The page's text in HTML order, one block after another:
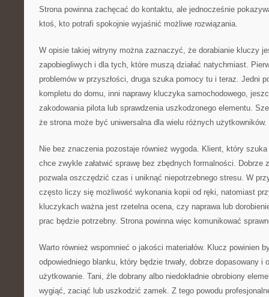
Strona powinna zachęcać do kontaktu, ale jednocześnie
ktoś, kto potrafi spokojnie wyjaśnić możliwe rozwiązania.
W opisie takiej witryny można zaznaczyć, że dorabianie kluczy
zapobiegliwych i dla tych, które muszą działać natychmiast.
problemów w przyszłości, druga szuka pomocy tu i teraz. Jedni
kompletu do domu, inni naprawy kluczyka samochodowego,
zakodowania pilota lub sprawdzenia uszkodzonego elementu.
że strona może być uniwersalna dla wielu różnych użytkowników.
Nie bez znaczenia pozostaje również wygoda. Klient, który
chce zwykle załatwić sprawę bez zbędnych formalności. Dobrze
pozwala oszczędzić czas i uniknąć niepotrzebnego stresu. W
często liczy się możliwość wykonania kopii od ręki, natomiast
kluczykach ważna jest rzetelna ocena, czy naprawa lub
prac będzie potrzebny. Strona powinna więc komunikować
Warto również wspomnieć o jakości materiałów. Klucz powinien
odpowiedniego blanku, który będzie trwały, dobrze dopasowany i
użytkowanie. Tani, źle dobrany albo niedokładnie obrobiony
wygiąć, zaciąć lub uszkodzić zamek. Z tego powodu